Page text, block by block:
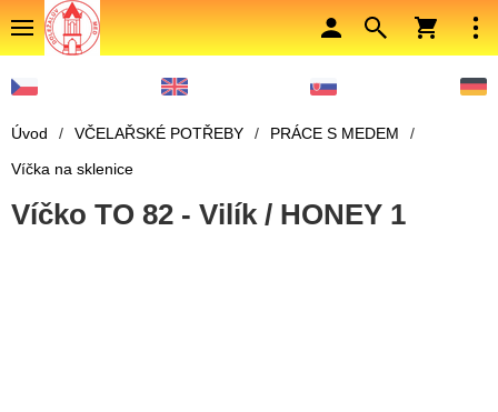
Úvod / VČELAŘSKÉ POTŘEBY / PRÁCE S MEDEM
/
Víčka na sklenice
Víčko TO 82 - Vilík / HONEY 1